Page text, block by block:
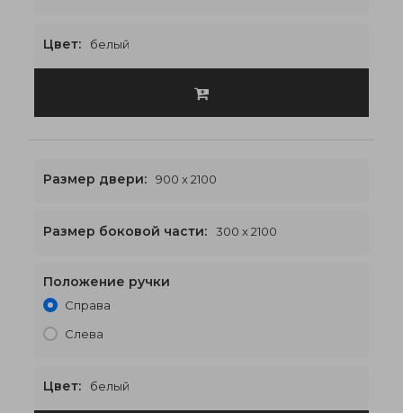
Цвет: белый
1500 x 2100€558
Размер двери: 900 x 2100
Размер боковой части: 300 x 2100
Положение ручки
Справа
Слева
Цвет: белый